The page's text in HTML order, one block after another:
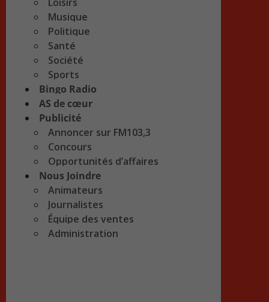
Musique
Politique
Santé
Société
Sports
Bingo Radio
AS de cœur
Publicité
Annoncer sur FM103,3
Concours
Opportunités d’affaires
Nous Joindre
Animateurs
Journalistes
Équipe des ventes
Administration